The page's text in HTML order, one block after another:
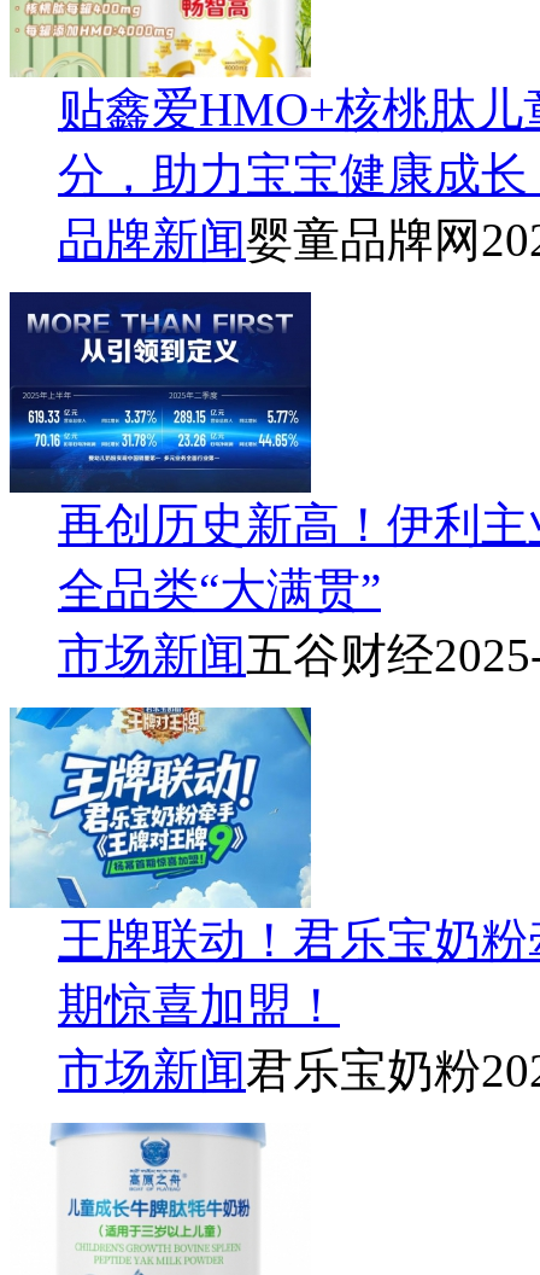
贴鑫爱HMO+核桃肽
分，助力宝宝健康成长
品牌新闻婴童品牌网
再创历史新高！伊利
全品类“大满贯”
市场新闻五谷财经
王牌联动！君乐宝奶
期惊喜加盟！
市场新闻君乐宝奶粉